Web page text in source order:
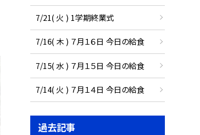
7/21( 火 ) 1学期終業式
7/16( 木 ) ７月１６日 今日の給食
7/15( 水 ) ７月１５日 今日の給食
7/14( 火 ) ７月１４日 今日の給食
過去記事